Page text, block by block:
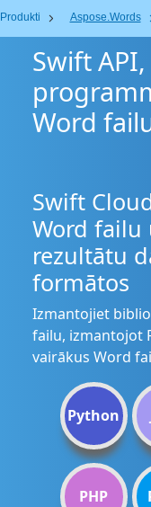
Produkti Aspose.Words
Swift
Word
Swift
Word failu
rezultātu
formātos
Izmantojiet
failu, izmantojot
vairākus Word
Python
PHP